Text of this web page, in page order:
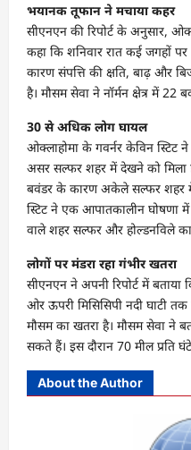
भयानक तूफान ने मचाया कहर
सीएनएन की रिपोर्ट के अनुसार,
कहा कि शनिवार रात कई जगहों
कारण संपत्ति की क्षति, बाढ़ और
है। मौसम सेवा ने नॉर्मन क्षेत्र में 22
30 से अधिक लोग घायल
ओक्लाहोमा के गवर्नर केविन
असर सल्फर शहर में देखने को
बवंडर के कारण अकेले सल्फर शहर
स्टिट ने एक आपातकालीन घोषणा
वाले शहर सल्फर और होल्डनविले का
लोगों पर मंडरा रहा गंभीर खतरा
सीएनएन ने अपनी रिपोर्ट में बताया
ओर ऊपरी मिसिसिपी नदी घाटी
मौसम का खतरा है। मौसम सेवा ने
सकते हैं। इस दौरान 70 मील प्रति
About the Author